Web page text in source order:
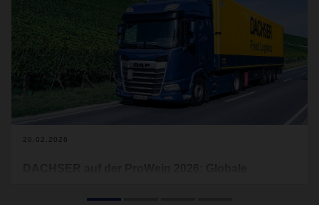
20.02.2026